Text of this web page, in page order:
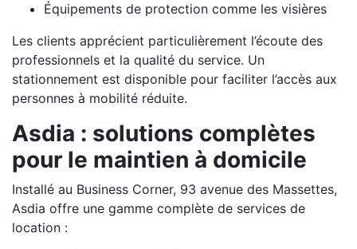
Équipements de protection comme les visières
Les clients apprécient particulièrement l’écoute des
professionnels et la qualité du service. Un
stationnement est disponible pour faciliter l’accès aux
personnes à mobilité réduite.
Asdia : solutions complètes
pour le maintien à domicile
Installé au Business Corner, 93 avenue des Massettes,
Asdia offre une gamme complète de services de
location :